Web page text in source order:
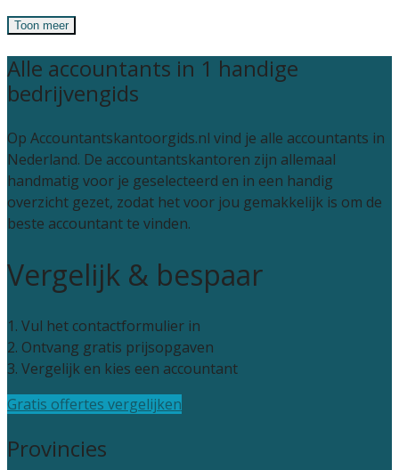
Toon meer
Alle accountants in 1 handige
bedrijvengids
Op Accountantskantoorgids.nl vind je alle accountants in
Nederland. De accountantskantoren zijn allemaal
handmatig voor je geselecteerd en in een handig
overzicht gezet, zodat het voor jou gemakkelijk is om de
beste accountant te vinden.
Vergelijk & bespaar
1. Vul het contactformulier in
2. Ontvang gratis prijsopgaven
3. Vergelijk en kies een accountant
Gratis offertes vergelijken
Provincies